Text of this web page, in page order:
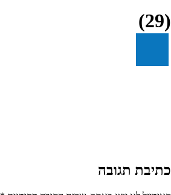
(29)
כתיבת תגובה